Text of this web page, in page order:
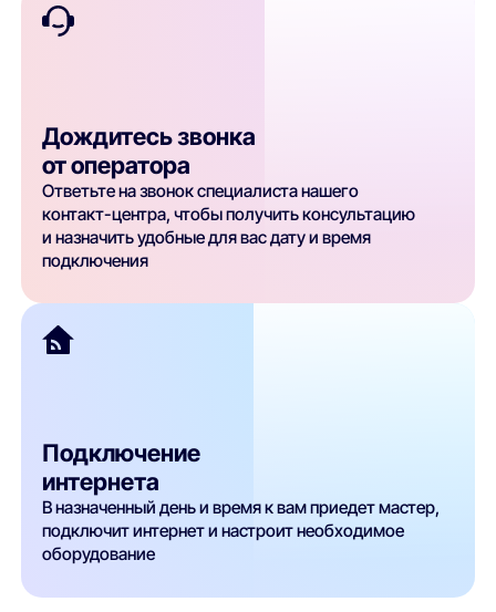
Дождитесь звонка
от оператора
Ответьте на звонок специалиста нашего
контакт-центра, чтобы получить консультацию
и назначить удобные для вас дату и время
подключения
Подключение
интернета
В назначенный день и время к вам приедет мастер,
подключит интернет и настроит необходимое
оборудование